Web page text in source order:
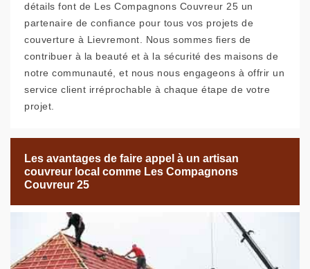
détails font de Les Compagnons Couvreur 25 un
partenaire de confiance pour tous vos projets de
couverture à Lievremont. Nous sommes fiers de
contribuer à la beauté et à la sécurité des maisons de
notre communauté, et nous nous engageons à offrir un
service client irréprochable à chaque étape de votre
projet.
Les avantages de faire appel à un artisan
couvreur local comme Les Compagnons
Couvreur 25